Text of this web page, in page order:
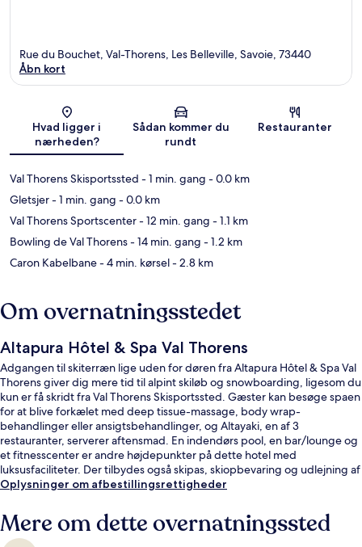
Kort
Rue du Bouchet, Val-Thorens, Les Belleville, Savoie, 73440
Åbn kort
Hvad ligger i
nærheden?
Sådan kommer du
rundt
Restauranter
Val Thorens Skisportssted - 1 min. gang - 0.0 km
Gletsjer- 1 min. gang - 0.0 km
Val Thorens Sportscenter- 12 min. gang - 1.1 km
Bowling de Val Thorens- 14 min. gang - 1.2 km
Caron Kabelbane- 4 min. kørsel- 2.8 km
Om overnatningsstedet
Altapura Hôtel & Spa Val Thorens
Adgangen til skiterræn lige uden for døren fra Altapura Hôtel & Spa Val
Thorens giver dig mere tid til alpint skiløb og snowboarding, ligesom du
kun er få skridt fra Val Thorens Skisportssted. Gæster kan besøge spaen
for at blive forkælet med deep tissue-massage, body wrap-
behandlinger eller ansigtsbehandlinger, og Altayaki, en af 3
restauranter, serverer aftensmad. En indendørs pool, en bar/lounge og
et fitnesscenter er andre højdepunkter på dette hotel med
luksusfaciliteter. Der tilbydes også skipas, skiopbevaring og udlejning af
skiudstyr.
Oplysninger om afbestillingsrettigheder
Mere om dette overnatningssted